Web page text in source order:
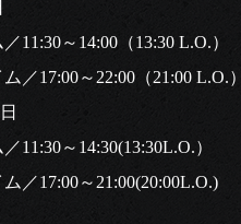
11:30～14:00（13:30 L.O.）
／17:00～22:00（21:00 L.O.）
11:30～14:30(13:30L.O.）
／17:00～21:00(20:00L.O.)